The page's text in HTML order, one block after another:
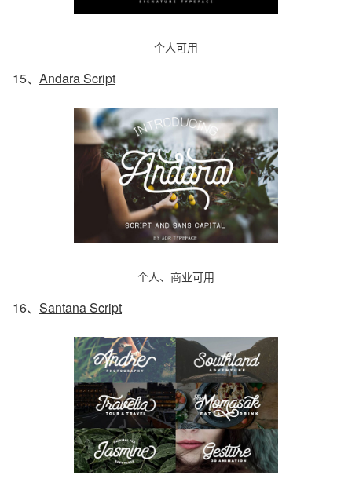
个人可用
15、 Andara Script
个人、商业可用
16、 Santana Script